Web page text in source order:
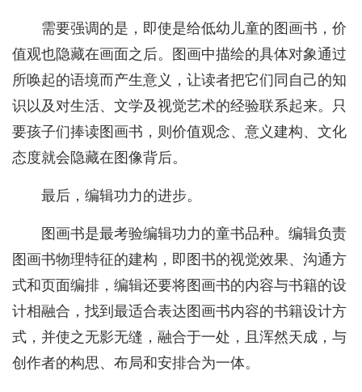
需要强调的是，即使是给低幼儿童的图画书，价
值观也隐藏在画面之后。图画中描绘的具体对象通过
所唤起的语境而产生意义，让读者把它们同自己的知
识以及对生活、文学及视觉艺术的经验联系起来。只
要孩子们捧读图画书，则价值观念、意义建构、文化
态度就会隐藏在图像背后。
最后，编辑功力的进步。
图画书是最考验编辑功力的童书品种。编辑负责
图画书物理特征的建构，即图书的视觉效果、沟通方
式和页面编排，编辑还要将图画书的内容与书籍的设
计相融合，找到最适合表达图画书内容的书籍设计方
式，并使之无影无缝，融合于一处，且浑然天成，与
创作者的构思、布局和安排合为一体。